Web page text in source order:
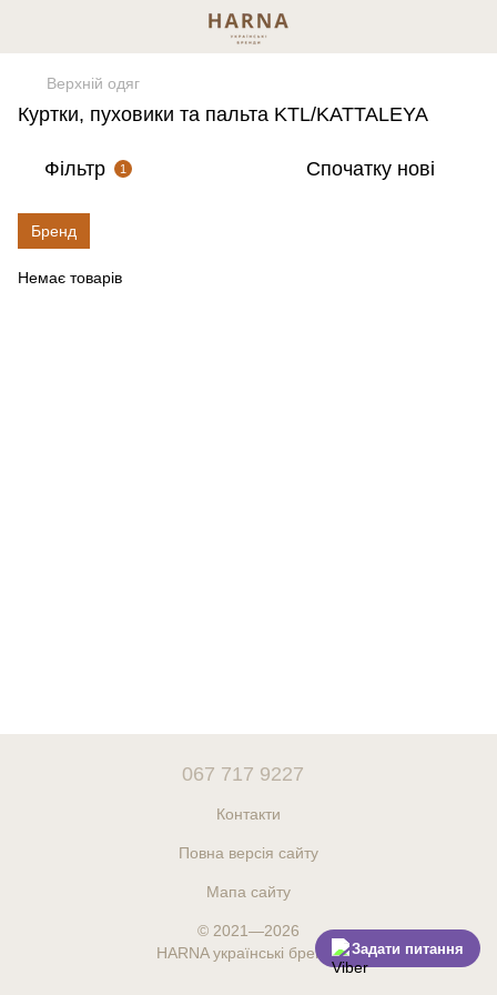
Задати питання
Верхній одяг
Куртки, пуховики та пальта KTL/KATTALEYA
Фільтр 1 Спочатку нові
Бренд
Немає товарів
067 717 9227
Контакти
Повна версія сайту
Мапа сайту
© 2021—2026
HARNA українські бренди